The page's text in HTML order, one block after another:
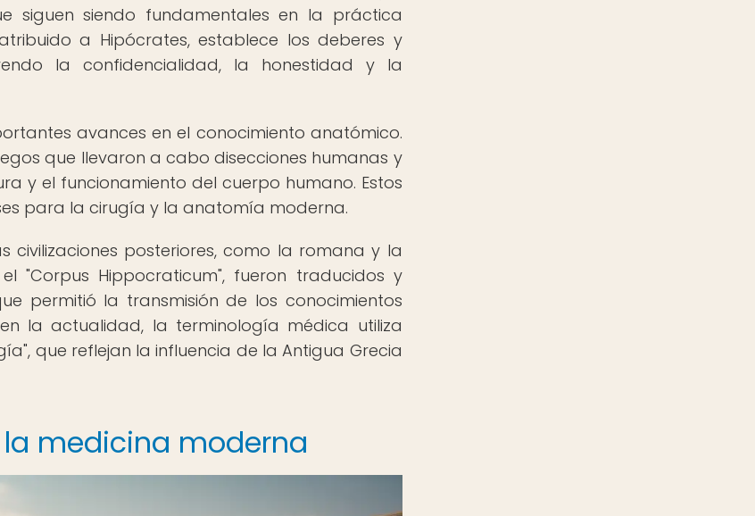
siguen siendo fundamentales en la práctica
a Hipócrates, establece los deberes y
la confidencialidad, la honestidad y la
avances en el conocimiento anatómico.
que llevaron a cabo disecciones humanas y
y el funcionamiento del cuerpo humano. Estos
para la cirugía y la anatomía moderna.
civilizaciones posteriores, como la romana y la
"Corpus Hippocraticum", fueron traducidos y
permitió la transmisión de los conocimientos
la actualidad, la terminología médica utiliza
que reflejan la influencia de la Antigua Grecia
medicina moderna